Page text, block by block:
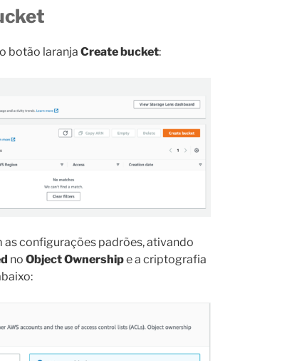
botão laranja Create bucket:
configurações padrões, ativando
no Object Ownershipe a criptografia